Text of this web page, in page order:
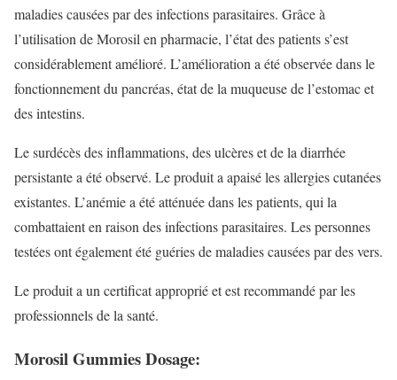
maladies causées par des infections parasitaires. Grâce à
l’utilisation de Morosil en pharmacie, l’état des patients s’est
considérablement amélioré. L’amélioration a été observée dans le
fonctionnement du pancréas, état de la muqueuse de l’estomac et
des intestins.
Le surdécès des inflammations, des ulcères et de la diarrhée
persistante a été observé. Le produit a apaisé les allergies cutanées
existantes. L’anémie a été atténuée dans les patients, qui la
combattaient en raison des infections parasitaires. Les personnes
testées ont également été guéries de maladies causées par des vers.
Le produit a un certificat approprié et est recommandé par les
professionnels de la santé.
Morosil Gummies Dosage: